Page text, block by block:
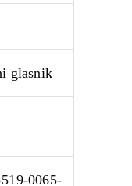
glasnik
0065-